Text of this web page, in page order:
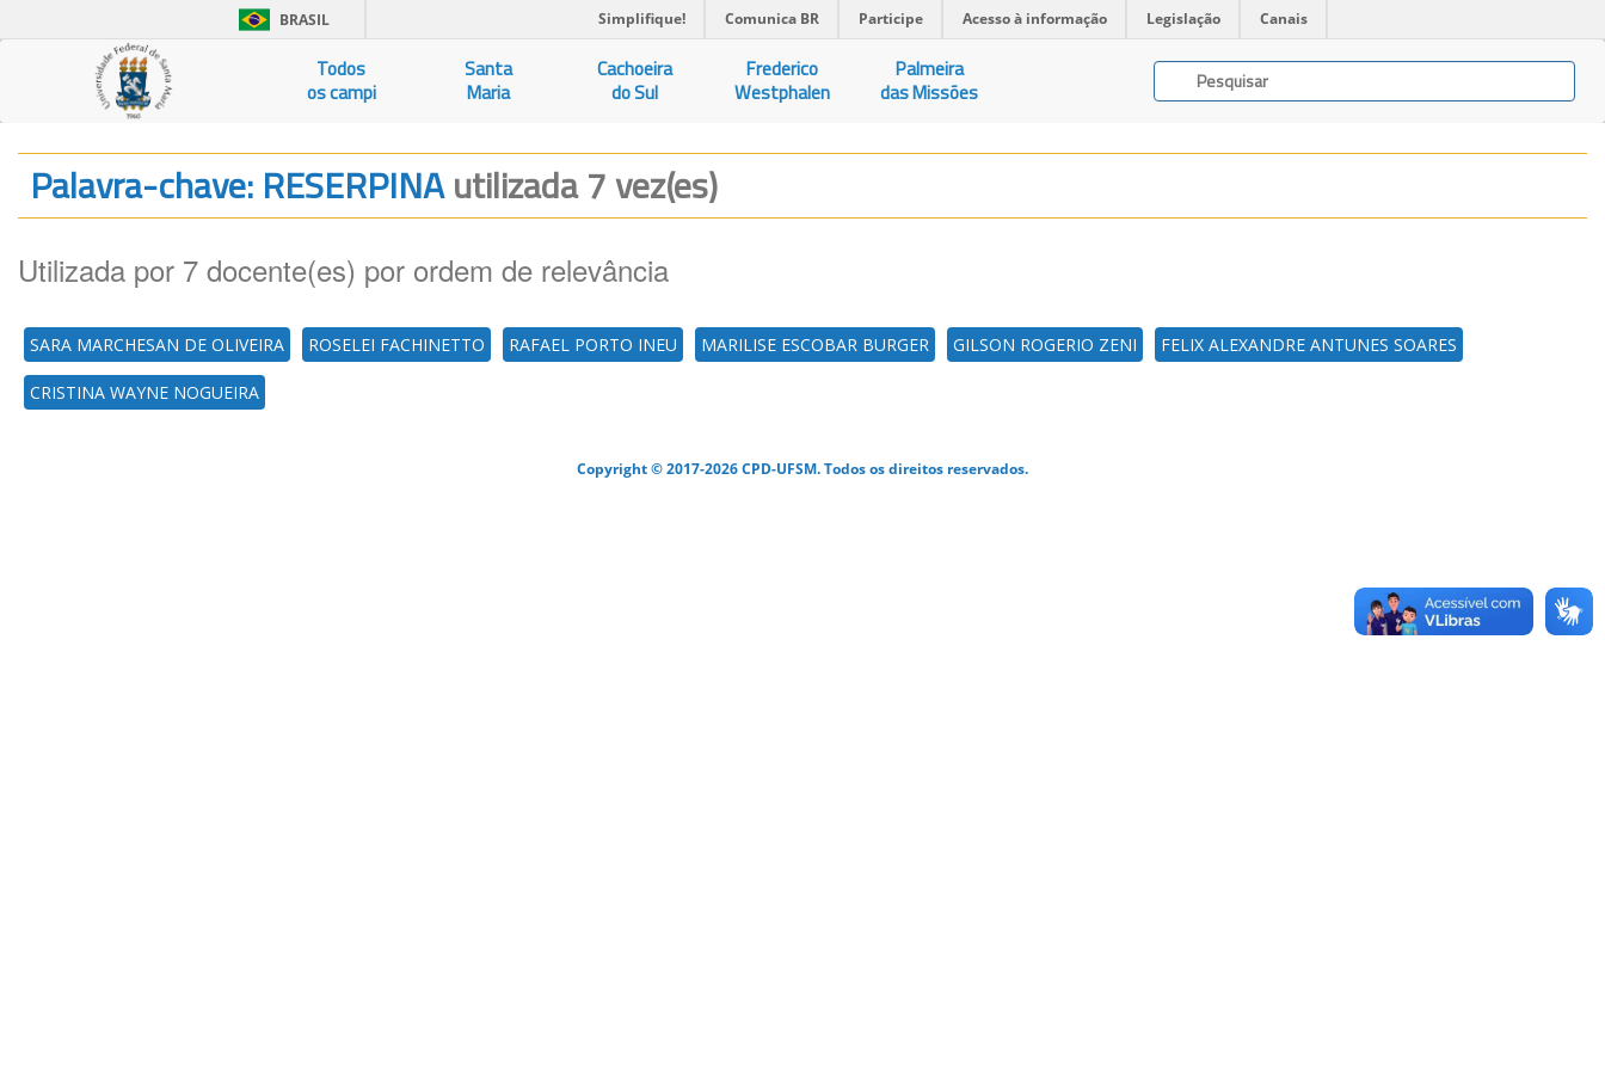
BRASIL Simplifique! Comunica BR Participe Acesso à informação Legislação Canais
Todos
os campi
Santa
Maria
Cachoeira
do Sul
Frederico
Westphalen
Palmeira
das Missões
Palavra-chave: RESERPINAutilizada 7 vez(es)
Utilizada por 7 docente(es) por ordem de relevância
SARA MARCHESAN DE OLIVEIRA ROSELEI FACHINETTO RAFAEL PORTO INEU MARILISE ESCOBAR BURGER GILSON ROGERIO ZENI FELIX ALEXANDRE ANTUNES SOARES
CRISTINA WAYNE NOGUEIRA
Copyright © 2017-2026 CPD-UFSM. Todos os direitos reservados.